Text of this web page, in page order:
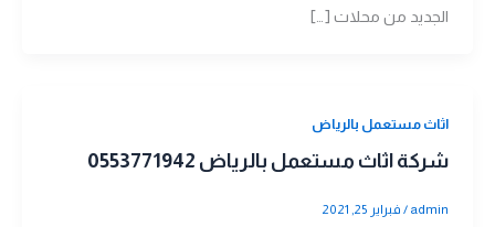
الجديد من محلات […]
اثاث مستعمل بالرياض
شركة اثاث مستعمل بالرياض 0553771942
admin
/ فبراير 25, 2021